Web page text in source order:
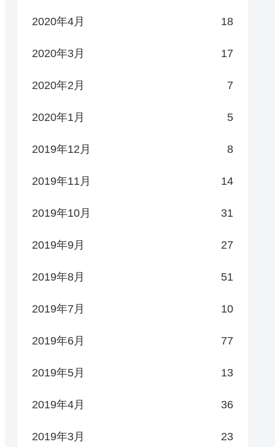
2020年4月 18
2020年3月 17
2020年2月 7
2020年1月 5
2019年12月 8
2019年11月 14
2019年10月 31
2019年9月 27
2019年8月 51
2019年7月 10
2019年6月 77
2019年5月 13
2019年4月 36
2019年3月 23